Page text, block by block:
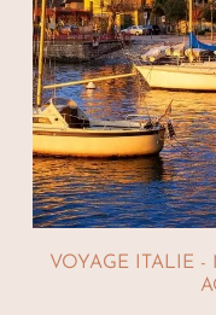
VOYAGE ITALIE